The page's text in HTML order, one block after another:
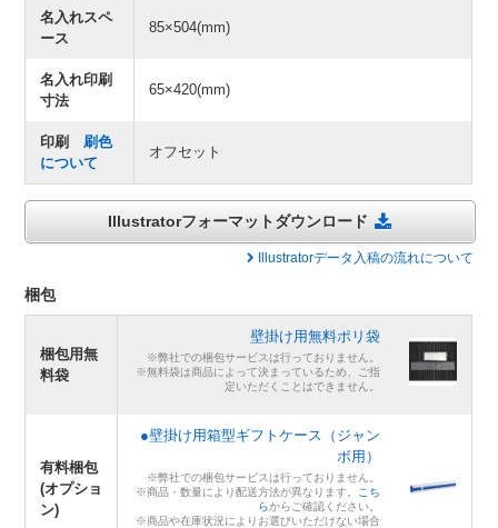
名入れスペ
ース
85×504(mm)
名入れ印刷
寸法
65×420(mm)
印刷 刷色
について
オフセット
Illustratorフォーマットダウンロード
Illustratorデータ入稿の流れについて
梱包
梱包用無
料袋
壁掛け用無料ポリ袋
※弊社での梱包サービスは行っておりません。
※無料袋は商品によって決まっているため、ご指
定いただくことはできません。
有料梱包
(オプショ
ン)
●壁掛け用箱型ギフトケース（ジャン
ボ用）
※弊社での梱包サービスは行っておりません。
※商品・数量により配送方法が異なります。 こち
らからご確認ください。
※商品や在庫状況によりお選びいただけない場合